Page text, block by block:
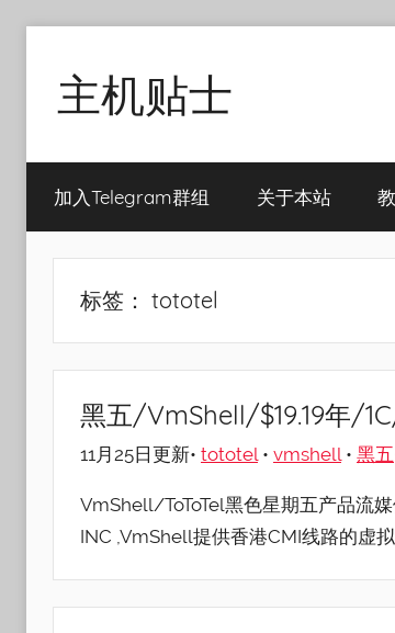
content
主机贴士
瓦
工|BandwagonHost
荐
加入Telegram群组 关于本站
标签： tototel
黑五/VmShell/$19.19年/
11月25日更新• tototel • vmshell • 黑五
VmShell/ToToTel黑色星期五产品流
INC ,VmShell提供香港CMI线路的虚